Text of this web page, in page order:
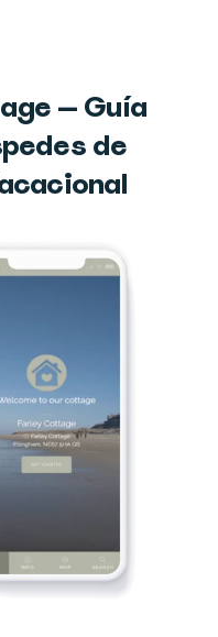
— Guía
de